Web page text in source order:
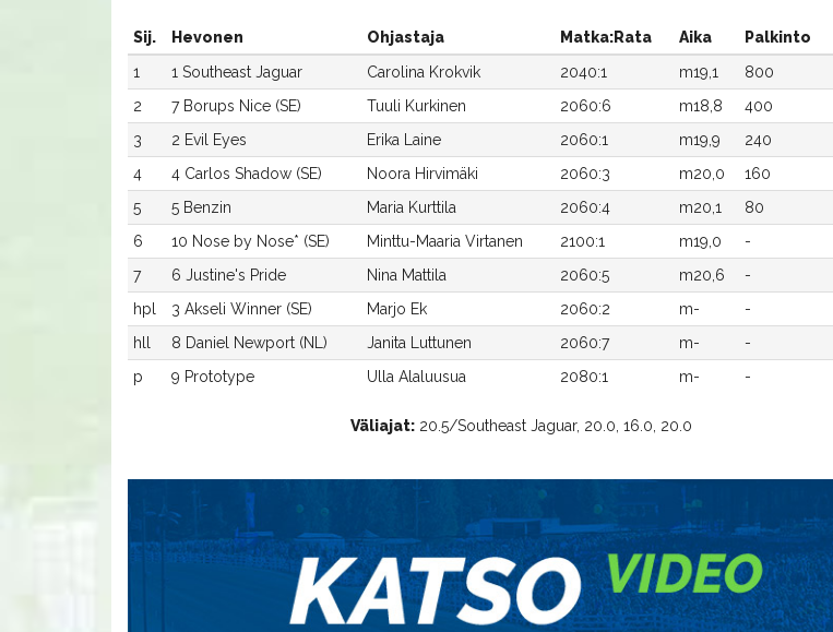
Sij. Hevonen Ohjastaja Matka:Rata Aika Palkinto
1
1 Southeast Jaguar Carolina Krokvik 2040:1 m19,1 800
2
7 Borups Nice (SE) Tuuli Kurkinen 2060:6 m18,8 400
3
2 Evil Eyes Erika Laine 2060:1 m19,9 240
4
4 Carlos Shadow (SE) Noora Hirvimäki 2060:3 m20,0 160
5
5 Benzin Maria Kurttila 2060:4 m20,1 80
6
10 Nose by Nose* (SE) Minttu-Maaria Virtanen 2100:1 m19,0 -
7
6 Justine's Pride Nina Mattila 2060:5 m20,6 -
hpl
3 Akseli Winner (SE) Marjo Ek 2060:2 m- -
hll
8 Daniel Newport (NL) Janita Luttunen 2060:7 m- -
p
9 Prototype Ulla Alaluusua 2080:1 m- -
Väliajat:20.5/Southeast Jaguar, 20.0, 16.0, 20.0